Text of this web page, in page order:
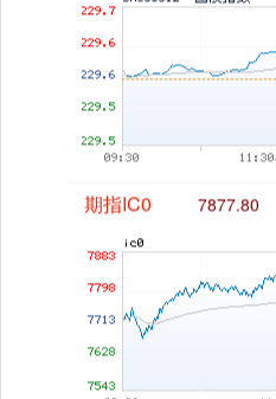
国债指数
期指IC0